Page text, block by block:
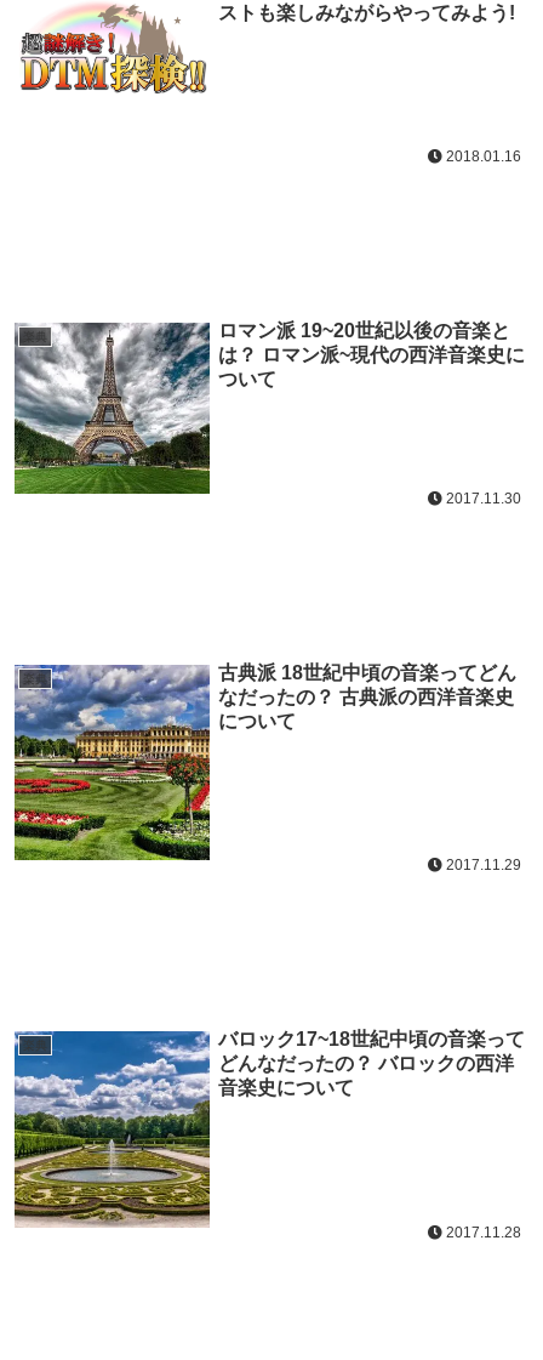
ストも楽しみながらやってみよう!
2018.01.16
楽典
ロマン派 19~20世紀以後の音楽と
は？ ロマン派~現代の西洋音楽史に
ついて
2017.11.30
楽典
古典派 18世紀中頃の音楽ってどん
なだったの？ 古典派の西洋音楽史
について
2017.11.29
楽典
バロック17~18世紀中頃の音楽って
どんなだったの？ バロックの西洋
音楽史について
2017.11.28